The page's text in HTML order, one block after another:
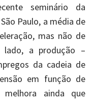
seminário da
Paulo, a média de
mas não de
a produção –
da cadeia de
em função de
ainda que